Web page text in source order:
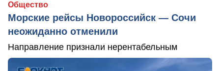
Общество
Морские рейсы Новороссийск — Сочи
неожиданно отменили
Направление признали нерентабельным